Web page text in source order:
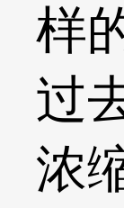
样
过
浓